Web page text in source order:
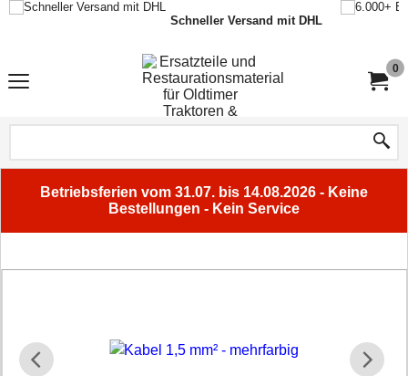
Schneller Versand mit DHL
0
Betriebsferien vom 31.07. bis 14.08.2026 - Keine
Bestellungen - Kein Service